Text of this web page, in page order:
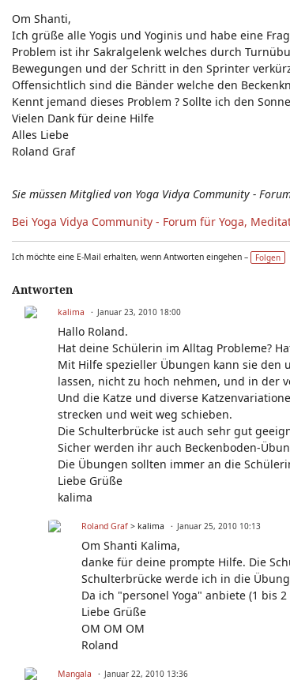
Om Shanti,
Ich grüße alle Yogis und Yoginis und habe eine
Problem ist ihr Sakralgelenk welches durch
Bewegungen und der Schritt in den Sprinter
Offensichtlich sind die Bänder welche den
Kennt jemand dieses Problem ? Sollte ich den
Vielen Dank für deine Hilfe
Alles Liebe
Roland Graf
Sie müssen Mitglied von Yoga Vidya Community -
Bei Yoga Vidya Community - Forum für Yoga,
Ich möchte eine E-Mail erhalten, wenn Antworten eingehen – Folgen
Antworten
kalima Januar 23, 2010 18:00
Hallo Roland.
Hat deine Schülerin im Alltag Probleme?
Mit Hilfe spezieller Übungen kann sie den
lassen, nicht zu hoch nehmen, und in der
Und die Katze und diverse
strecken und weit weg schieben.
Die Schulterbrücke ist auch sehr gut
Sicher werden ihr auch Beckenboden-
Die Übungen sollten immer an die
Liebe Grüße
kalima
Roland Graf > kalima Januar 25, 2010 10:13
Om Shanti Kalima,
danke für deine prompte Hilfe. Die
Schulterbrücke werde ich in die
Da ich "personel Yoga" anbiete (1 bis
Liebe Grüße
OM OM OM
Roland
Mangala Januar 22, 2010 13:36